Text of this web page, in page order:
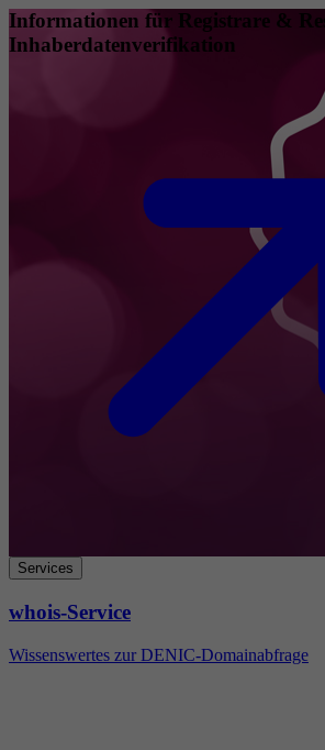
Informationen für Registrare &
Inhaberdatenverifikation
Services
whois-Service
Wissenswertes zur DENIC-Domainabfrage